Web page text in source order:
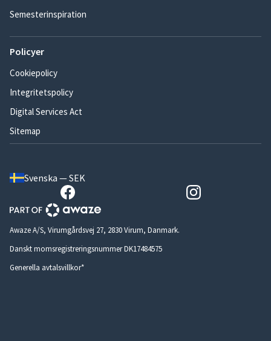
Semesterinspiration
Policyer
Cookiepolicy
Integritetspolicy
Digital Services Act
Sitemap
Svenska — SEK
Awaze A/S, Virumgårdsvej 27, 2830 Virum, Danmark.
Danskt momsregistreringsnummer DK17484575
Generella avtalsvillkor*